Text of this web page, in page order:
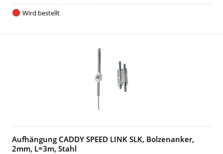
Wird bestellt
Aufhängung CADDY SPEED LINK SLK, Bolzenanker,
2mm, L=3m, Stahl